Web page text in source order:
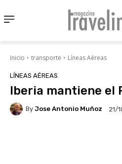
Inicio transporte Líneas Aéreas
LÍNEAS AÉREAS
Iberia mantiene el
By Jose Antonio Muñoz 21/